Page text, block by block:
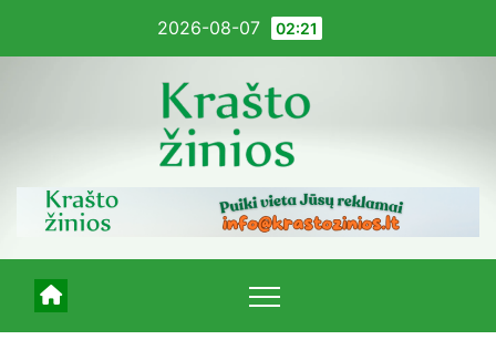
2026-08-07 02:21